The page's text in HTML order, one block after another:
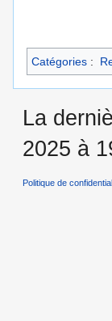
Catégories :
La
2025 à
Politique de